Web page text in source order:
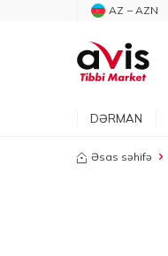
AZ − AZN
DƏRMAN
Əsas səhifə